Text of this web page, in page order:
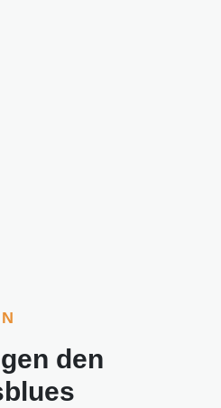
den